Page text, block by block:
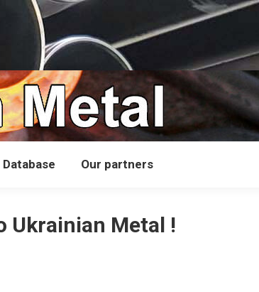
Our partners
Ukrainian Metal !